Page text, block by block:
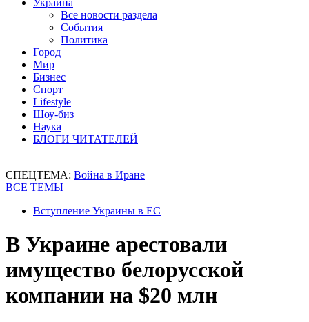
Украина
Все новости раздела
События
Политика
Город
Мир
Бизнес
Спорт
Lifestyle
Шоу-биз
Наука
БЛОГИ ЧИТАТЕЛЕЙ
СПЕЦТЕМА: Война в Иране
ВСЕ ТЕМЫ
Вступление Украины в ЕС
В Украине арестовали
имущество белорусской
компании на $20 млн